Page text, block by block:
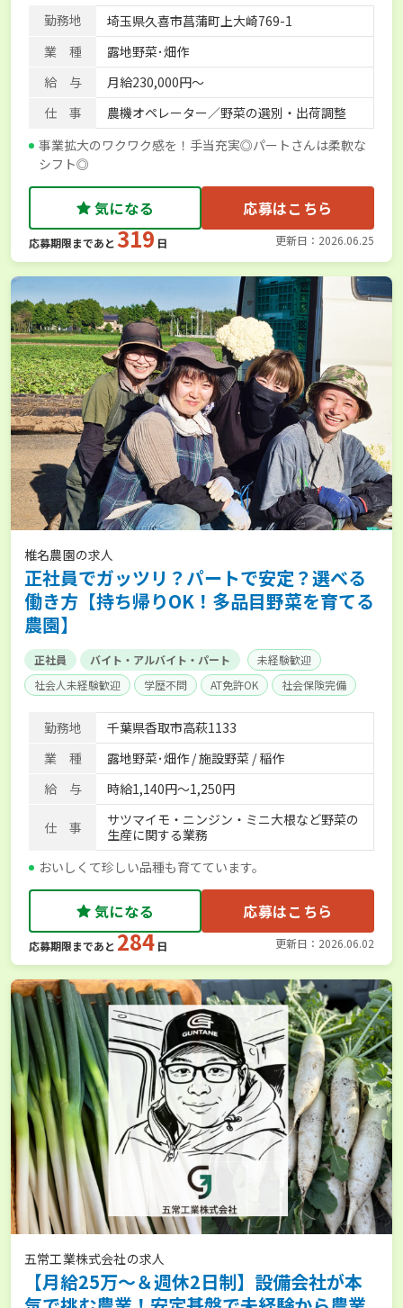
経験者優遇
独立支援可能 社会保険完備 単身寮あり
勤務地
埼玉県久喜市菖蒲町上大崎769-1
業 種
露地野菜･畑作
給 与
月給230,000円～
仕 事
農機オペレーター／野菜の選別・出荷調整
事業拡大のワクワク感を！手当充実◎パートさんは柔軟な
シフト◎
気になる 応募はこちら
応募期限まであと 319 日 更新日：2026.06.25
椎名農園の求人
正社員でガッツリ？パートで安定？選べる
働き方【持ち帰りOK！多品目野菜を育てる
農園】
正社員 バイト・アルバイト・パート
未経験歓迎
社会人未経験歓迎
学歴不問 AT免許OK 社会保険完備
勤務地
千葉県香取市高萩1133
業 種
露地野菜･畑作 / 施設野菜 / 稲作
給 与
時給1,140円～1,250円
仕 事
サツマイモ・ニンジン・ミニ大根など野菜の
生産に関する業務
おいしくて珍しい品種も育てています。
気になる 応募はこちら
応募期限まであと 284 日 更新日：2026.06.02
五常工業株式会社の求人
【月給25万〜＆週休2日制】設備会社が本